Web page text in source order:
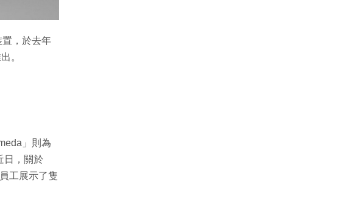
置，於去年
。
」則為
日，關於
工展示了隻